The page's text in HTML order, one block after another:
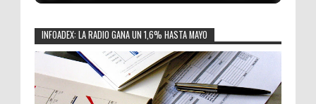
INFOADEX: LA RADIO GANA UN 1,6% HASTA MAYO